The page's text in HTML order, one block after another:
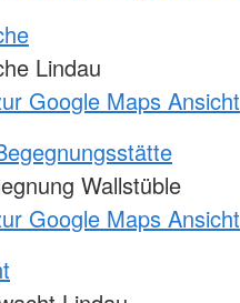
Lindau
Google Maps Ansicht
Wallstüble
Google Maps Ansicht